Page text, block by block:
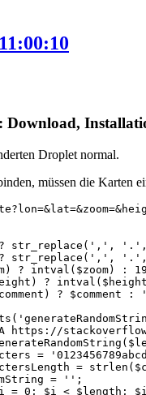
Download,
Droplet normal.
müssen die Karten
str_replace(',',
str_replace(',',
? intval($zoom) :
?
? $comment
https://